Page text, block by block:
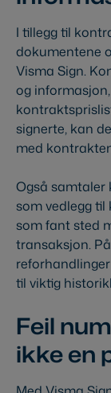
I tillegg til
dokumentene
Visma Sign.
og
signerte, kan
med
Også samtaler
som vedlegg
som fant sted
transaksjon.
til viktig
Feil
ikke en